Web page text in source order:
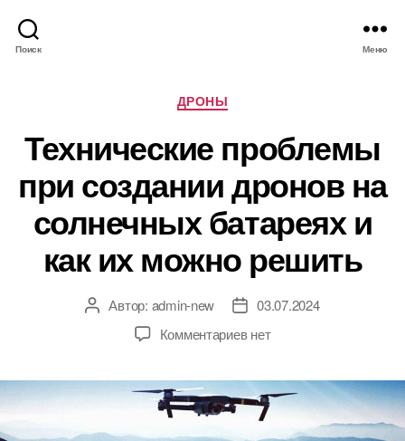
Поиск Меню
Р
у
б
р
и
к
и
ДРОНЫ
Технические проблемы
при создании дронов на
солнечных батареях и
как их можно решить
А
р
з
Автор: admin-new
Д
т
з
а
03.07.2024
Комментариевк
п
и
нет